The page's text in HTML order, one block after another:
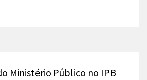
Ministério Público no IPB